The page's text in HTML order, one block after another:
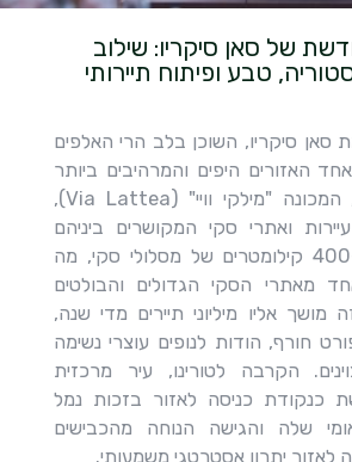
של סאן סיקריו: שילוב
טבע ופיתוח תיירותי
סאן סיקריו, השוכן בלב הרי האלפים
האזורים היפים והמרהיבים ביותר
באיטליה. האזור, המכונה "מילקי וויי" (Via Lattea),
ואתרי סקי המקושרים ביניהם
ומציעים יותר מ-400 קילומטרים של מסלולי סקי, מה
מאתרי הסקי הגדולים והבולטים
מושך אליו מיליוני תיירים מדי שנה,
חורף, הודות לנופים עוצרי נשימה
הקרבה לטורינו, עיר מרכזית
כנקודת כניסה לאזור בזכות נמל
שלה והגישה הנוחה מהכבישים
לאזור יתרון אסטרטגי משמעותי.